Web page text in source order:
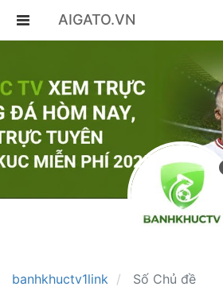
AIGATO.VN
banhkhuctv1link Số Chủ đề